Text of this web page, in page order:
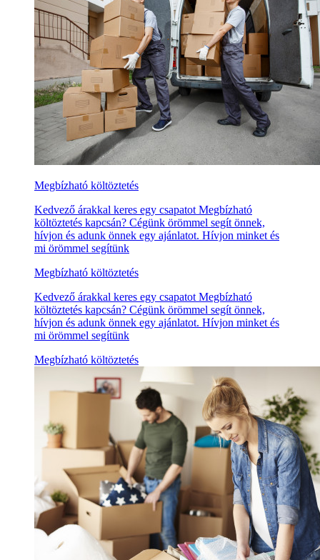
Megbízható költöztetés
Kedvező árakkal keres egy csapatot Megbízható
költöztetés kapcsán? Cégünk örömmel segít önnek,
hívjon és adunk önnek egy ajánlatot. Hívjon minket és
mi örömmel segítünk
Megbízható költöztetés
Kedvező árakkal keres egy csapatot Megbízható
költöztetés kapcsán? Cégünk örömmel segít önnek,
hívjon és adunk önnek egy ajánlatot. Hívjon minket és
mi örömmel segítünk
Megbízható költöztetés